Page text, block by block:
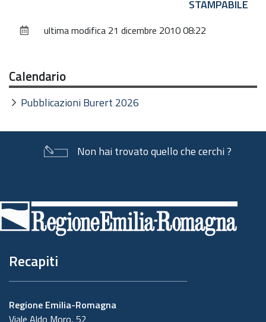
STAMPABILE
ultima modifica 21 dicembre 2010 08:22
Calendario
Pubblicazioni Burert 2026
Non hai trovato quello che cerchi ?
di
pagina
Recapiti
Regione Emilia-Romagna
Viale Aldo Moro, 52